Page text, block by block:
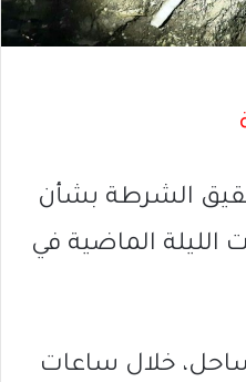
الشرطة بشأن
الليلة الماضية في
خلال ساعات